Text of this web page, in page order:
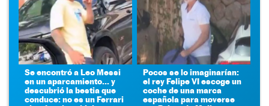
Se encontró a Leo Messi
en un aparcamiento... y
descubrió la bestia que
conduce: no es un Ferrari
Pocos se lo imaginarían:
el rey Felipe VI escoge un
coche de una marca
española para moverse